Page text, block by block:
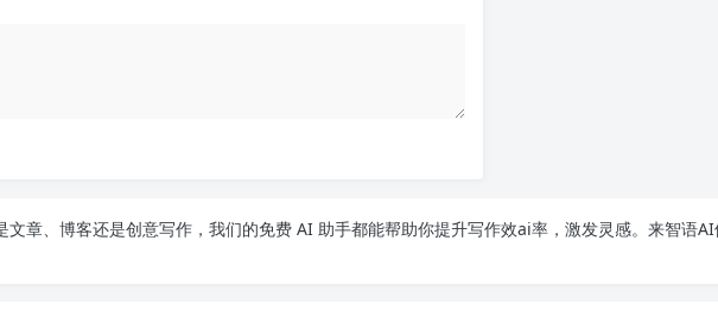
文章、博客还是创意写作，我们的免费 AI 助手都能帮助你提升写作效ai率，激发灵感。来智语